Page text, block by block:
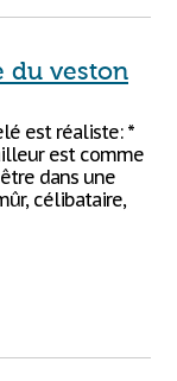
du veston
est réaliste: *
est comme
dans une
célibataire,